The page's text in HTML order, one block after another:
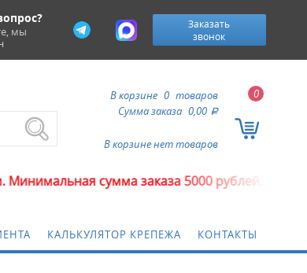
мы
Заказать
звонок
0
В корзине 0 товаров
Сумма заказа 0,00 a
В корзине нет товаров
сумма заказа 5000 рублей.
КАЛЬКУЛЯТОР КРЕПЕЖА КОНТАКТЫ